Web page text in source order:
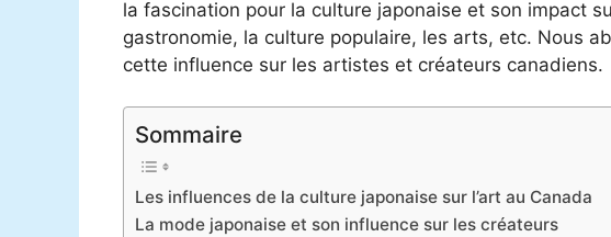
la fascination pour la culture japonaise et son impact
gastronomie, la culture populaire, les arts, etc. Nous
cette influence sur les artistes et créateurs canadiens.
Sommaire
Les influences de la culture japonaise sur l’art au Canada
La mode japonaise et son influence sur les créateurs